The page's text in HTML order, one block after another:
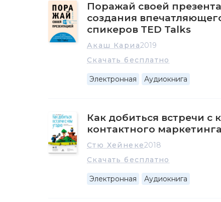
Поражай своей
создания
спикеров TED Talks
Акаш Кариа2019
Скачать бесплатно
Электронная Аудиокнига
Как добиться встречи с
контактного маркетинга
Стю Хейнеке2018
Скачать бесплатно
Электронная Аудиокнига